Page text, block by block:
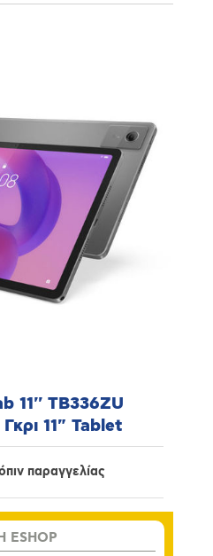
11'' TB336ZU
11" Tablet
παραγγελίας
ESHOP